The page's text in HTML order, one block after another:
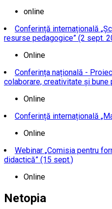
online
Conferință internațională
resurse pedagogice” (2 sept.
Online
Conferința națională -
colaborare, creativitate și bune
Online
Conferință internațională
Online
Webinar „Comisia pentru
didactică” (15 sept.)
Online
Netopia